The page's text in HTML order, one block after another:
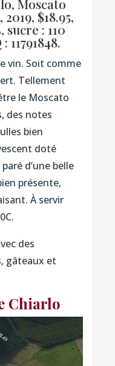
Moscato
$18.95,
sucre : 110
11791848.
vin. Soit comme
Tellement
le Moscato
des notes
bien
doté
d’une belle
présente,
À servir
des
gâteaux et
Chiarlo